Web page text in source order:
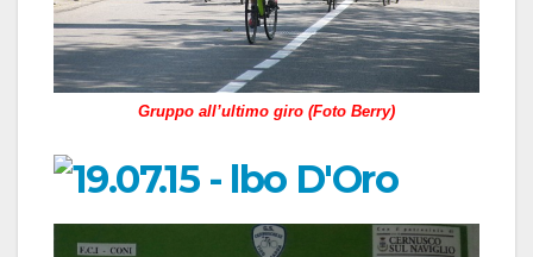
Gruppo all’ultimo giro (Foto Berry)